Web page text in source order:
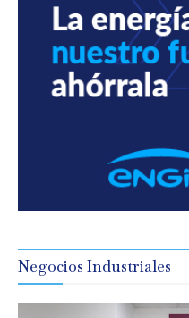
Negocios Industriales